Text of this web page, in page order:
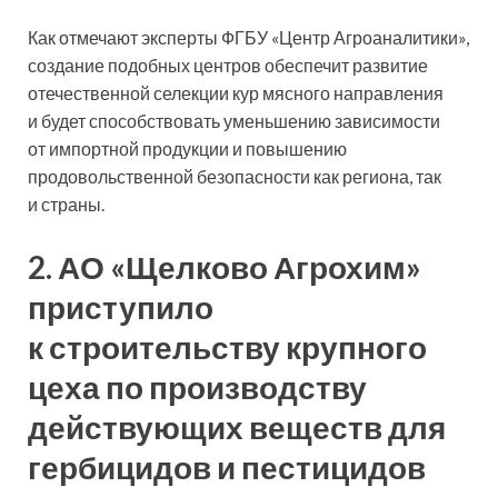
Как отмечают эксперты ФГБУ «Центр Агроаналитики»,
создание подобных центров обеспечит развитие
отечественной селекции кур мясного направления
и будет способствовать уменьшению зависимости
от импортной продукции и повышению
продовольственной безопасности как региона, так
и страны.
2. АО «Щелково Агрохим»
приступило
к строительству крупного
цеха по производству
действующих веществ для
гербицидов и пестицидов